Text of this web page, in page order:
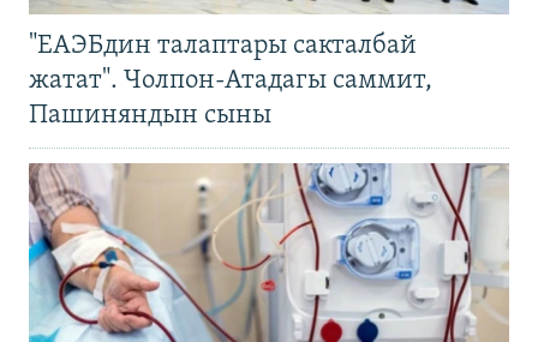
"ЕАЭБдин талаптары сакталбай
жатат". Чолпон-Атадагы саммит,
Пашиняндын сыны